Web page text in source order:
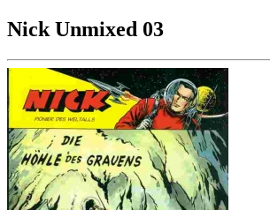
Nick Unmixed 03